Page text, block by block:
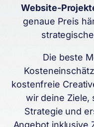
Website-
genaue Preis
Die beste
kostenfreie
wir deine Ziele,
Strategie und
Angebot inklusive